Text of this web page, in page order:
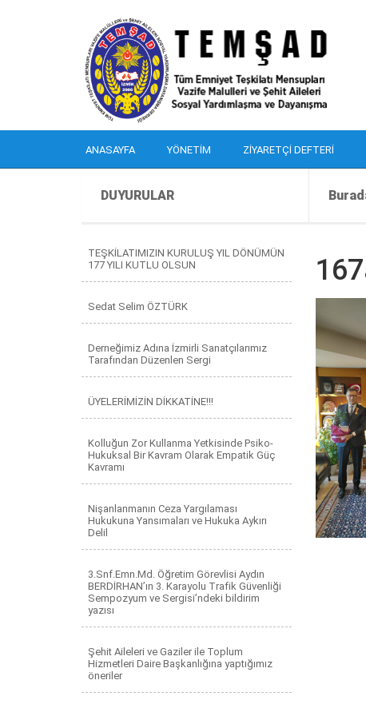
ANASAYFA YÖNETIM ZIYARETÇI DEFTERI
DUYURULAR
TEŞKİLATIMIZIN KURULUŞ YIL DÖNÜMÜN
177 YILI KUTLU OLSUN
Sedat Selim ÖZTÜRK
Derneğimiz Adına İzmirli Sanatçılarımız
Tarafından Düzenlen Sergi
ÜYELERİMİZİN DİKKATİNE!!!
Kolluğun Zor Kullanma Yetkisinde Psiko-
Hukuksal Bir Kavram Olarak Empatik Güç
Kavramı
Nişanlanmanın Ceza Yargılaması
Hukukuna Yansımaları ve Hukuka Aykırı
Delil
3.Snf.Emn.Md. Öğretim Görevlisi Aydın
BERDİRHAN’ın 3. Karayolu Trafik Güvenliği
Sempozyum ve Sergisi’ndeki bildirim
yazısı
Şehit Aileleri ve Gaziler ile Toplum
Hizmetleri Daire Başkanlığına yaptığımız
öneriler